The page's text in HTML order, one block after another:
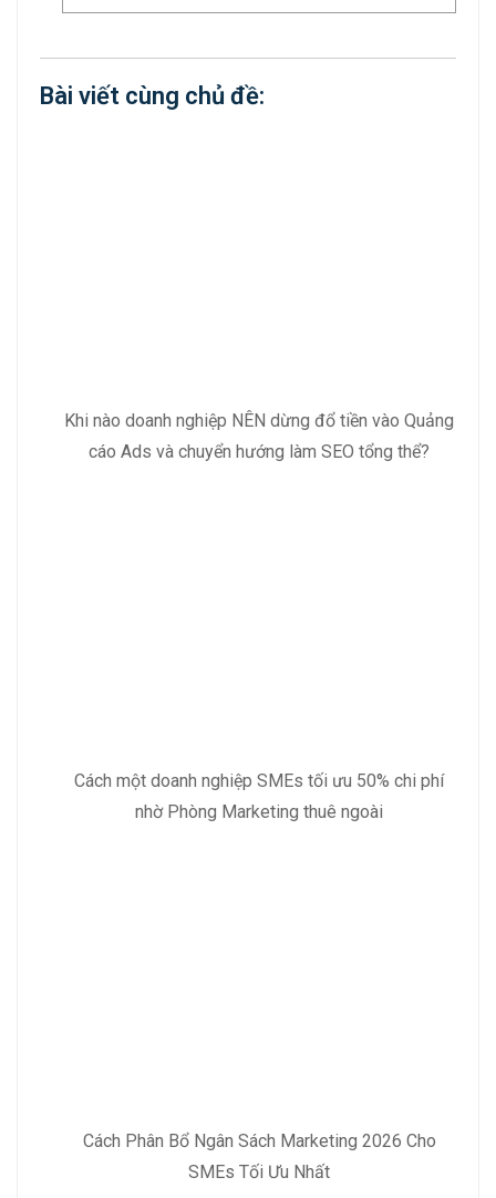
Bài viết cùng chủ đề:
Khi nào doanh nghiệp NÊN dừng đổ tiền vào Quảng
cáo Ads và chuyển hướng làm SEO tổng thể?
Cách một doanh nghiệp SMEs tối ưu 50% chi phí
nhờ Phòng Marketing thuê ngoài
Cách Phân Bổ Ngân Sách Marketing 2026 Cho
SMEs Tối Ưu Nhất